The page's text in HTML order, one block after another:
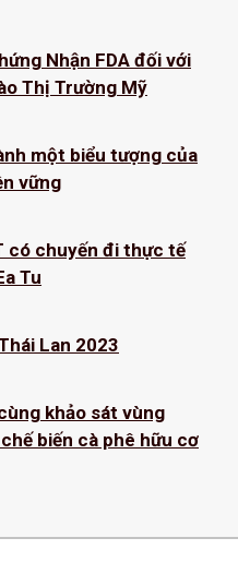
Nhận FDA đối với
Thị Trường Mỹ
một biểu tượng của
vững
có chuyến đi thực tế
Tu
Lan 2023
khảo sát vùng
biến cà phê hữu cơ